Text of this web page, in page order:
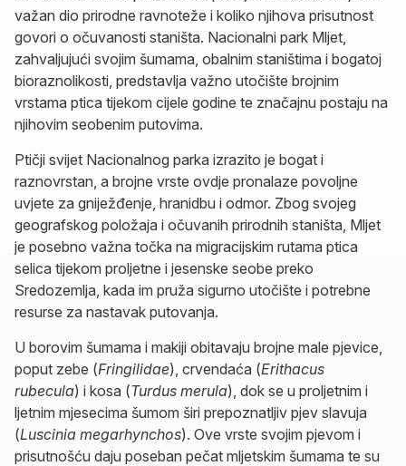
važan dio prirodne ravnoteže i koliko njihova prisutnost
govori o očuvanosti staništa. Nacionalni park Mljet,
zahvaljujući svojim šumama, obalnim staništima i bogatoj
bioraznolikosti, predstavlja važno utočište brojnim
vrstama ptica tijekom cijele godine te značajnu postaju na
njihovim seobenim putovima.
Ptičji svijet Nacionalnog parka izrazito je bogat i
raznovrstan, a brojne vrste ovdje pronalaze povoljne
uvjete za gniježđenje, hranidbu i odmor. Zbog svojeg
geografskog položaja i očuvanih prirodnih staništa, Mljet
je posebno važna točka na migracijskim rutama ptica
selica tijekom proljetne i jesenske seobe preko
Sredozemlja, kada im pruža sigurno utočište i potrebne
resurse za nastavak putovanja.
U borovim šumama i makiji obitavaju brojne male pjevice,
poput zebe (Fringilidae), crvendaća (Erithacus
rubecula) i kosa (Turdus merula), dok se u proljetnim i
ljetnim mjesecima šumom širi prepoznatljiv pjev slavuja
(Luscinia megarhynchos). Ove vrste svojim pjevom i
prisutnošću daju poseban pečat mljetskim šumama te su